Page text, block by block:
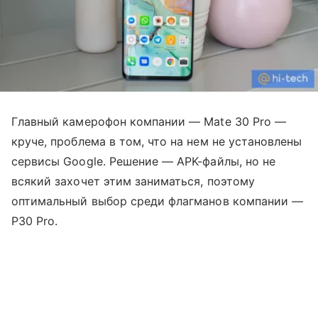
Главный камерофон компании — Mate 30 Pro —
круче, проблема в том, что на нем не установлены
сервисы Google. Решение — APK-файлы, но не
всякий захочет этим заниматься, поэтому
оптимальный выбор среди флагманов компании —
P30 Pro.